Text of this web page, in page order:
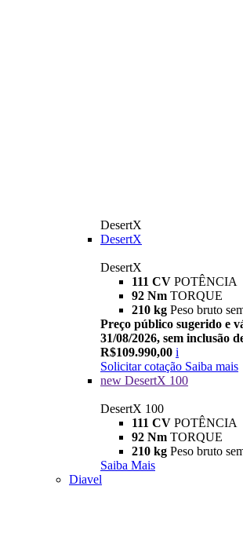
DesertX
DesertX
DesertX
111 CV POTÊNCIA
92 Nm TORQUE
210 kg Peso bruto
Preço público sugerido e
31/08/2026, sem inclusão
R$109.990,00 i
Solicitar cotação Saiba mais
new DesertX 100
DesertX 100
111 CV POTÊNCIA
92 Nm TORQUE
210 kg Peso bruto
Saiba Mais
Diavel